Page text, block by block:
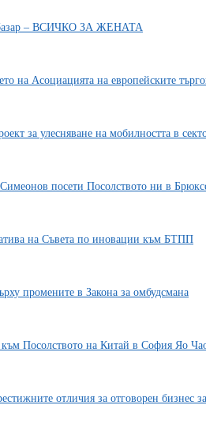
базар – ВСИЧКО ЗА ЖЕНАТА
на Асоциацията на европейските
за улесняване на мобилността в
Симеонов посети Посолството ни в
на Съвета по иновации към БТПП
промените в Закона за омбудсмана
към Посолството на Китай в София Яо
отличия за отговорен бизнес